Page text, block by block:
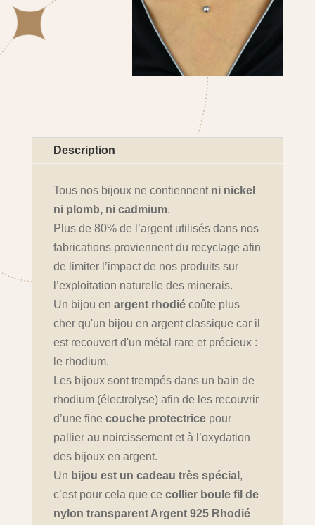
Description
Tous nos bijoux ne contiennent ni nickel
ni plomb, ni cadmium.
Plus de 80% de l’argent utilisés dans nos
fabrications proviennent du recyclage afin
de limiter l’impact de nos produits sur
l’exploitation naturelle des minerais.
Un bijou en argent rhodiécoûte plus
cher qu'un bijou en argent classique car il
est recouvert d'un métal rare et précieux :
le rhodium.
Les bijoux sont trempés dans un bain de
rhodium (électrolyse) afin de les recouvrir
d’une fine couche protectricepour
pallier au noircissement et à l’oxydation
des bijoux en argent.
Un bijou est un cadeau très spécial ,
c’est pour cela que ce collier boule fil de
nylon transparent Argent 925 Rhodié